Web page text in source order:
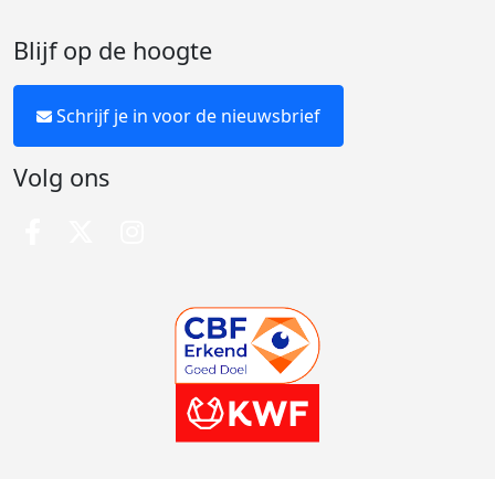
Blijf op de hoogte
Schrijf je in voor de nieuwsbrief
Volg ons